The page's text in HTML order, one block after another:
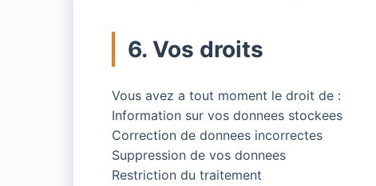
6. Vos droits
Vous avez a tout moment le droit de :
Information sur vos donnees stockees
Correction de donnees incorrectes
Suppression de vos donnees
Restriction du traitement